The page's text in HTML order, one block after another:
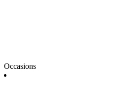
Occasions